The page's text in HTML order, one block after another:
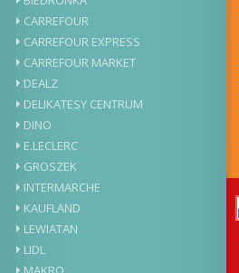
CARREFOUR
CARREFOUR EXPRESS
CARREFOUR MARKET
DEALZ
DELIKATESY CENTRUM
DINO
E.LECLERC
GROSZEK
INTERMARCHE
KAUFLAND
LEWIATAN
LIDL